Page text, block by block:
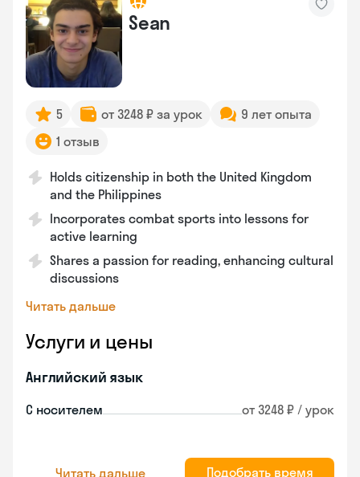
Sean
5 от 3248 ₽ за урок
9 лет опыта
1 отзыв
Holds citizenship in both the United Kingdom
and the Philippines
Incorporates combat sports into lessons for
active learning
Shares a passion for reading, enhancing cultural
discussions
Читать дальше
Услуги и цены
Английский язык
С носителем от 3248 ₽ / урок
Читать дальше Подобрать время